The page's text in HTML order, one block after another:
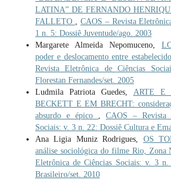
LATINA” DE FERNANDO
FALLETO , CAOS – Revista
1 n. 5: Dossiê Juventude/ago. 2003
Margarete Almeida Nepomuceno,
poder e deslocamento entre
Revista Eletrônica de Ciências
Florestan Fernandes/set. 2005
Ludmila Patriota Guedes, ARTE E
BECKETT E EM BRECHT:
absurdo e épico ,CAOS – Revista
Sociais: v. 3 n. 22: Dossiê Cultura e
Ana Ligia Muniz Rodrigues, OS
análise sociológica do filme Rio, Zona
Eletrônica de Ciências Sociais: v. 3 n.
Brasileiro/set. 2010